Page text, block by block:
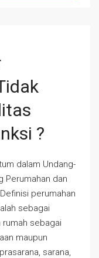
?
dalam Undang-
Perumahan dan
perumahan
sebagai
rumah sebagai
maupun
sarana,